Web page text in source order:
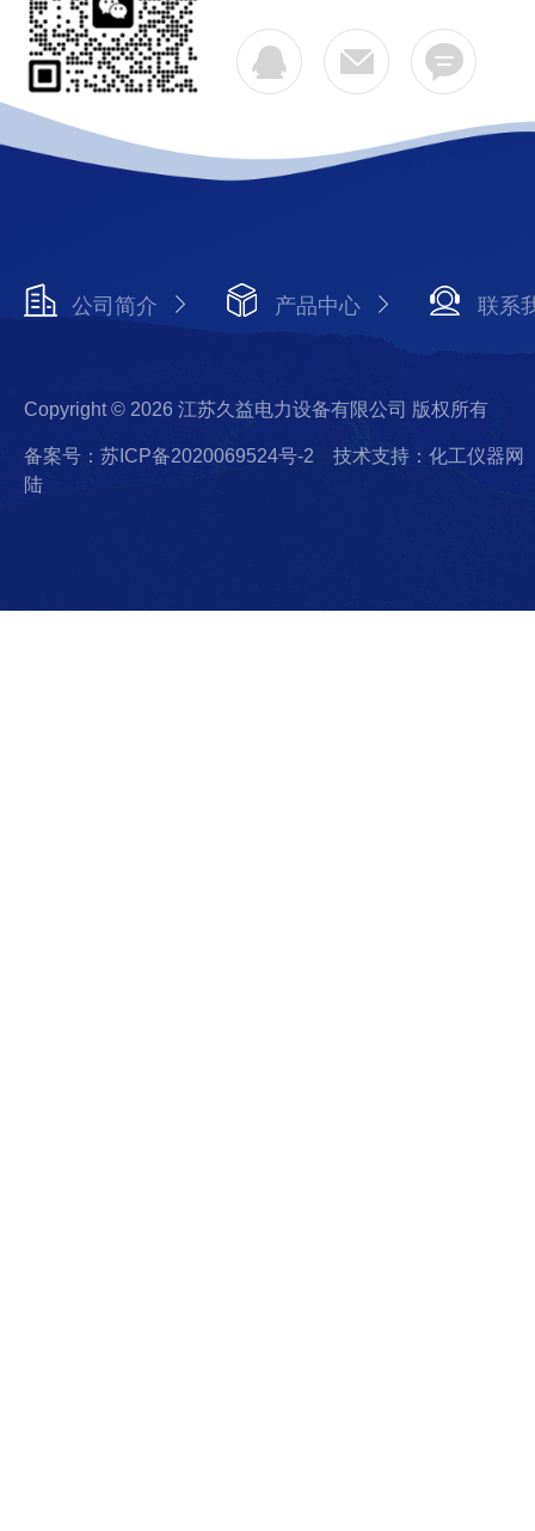
公司简介 产品中心 联系
Copyright © 2026 江苏久益电力设备有限公司 版权所有
备案号：苏ICP备2020069524号-2
技术支持：化工仪器网
陆